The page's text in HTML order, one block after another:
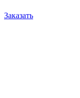
Заказать